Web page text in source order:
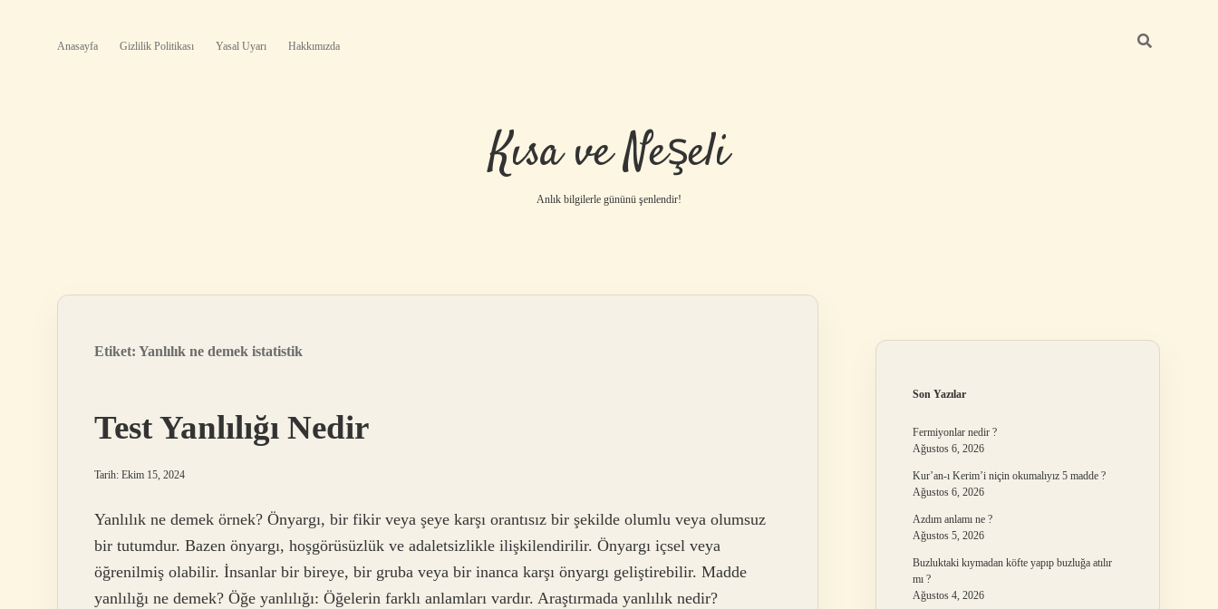
Anasayfa Gizlilik Politikası Yasal Uyarı Hakkımızda
Kısa ve Neşeli
Anlık bilgilerle gününü şenlendir!
Etiket: Yanlılık ne demek istatistik
Test Yanlılığı Nedir
Tarih: Ekim 15, 2024
Yanlılık ne demek örnek? Önyargı, bir fikir veya şeye karşı orantısız bir şekilde olumlu veya olumsuz
bir tutumdur. Bazen önyargı, hoşgörüsüzlük ve adaletsizlikle ilişkilendirilir. Önyargı içsel veya
öğrenilmiş olabilir. İnsanlar bir bireye, bir gruba veya bir inanca karşı önyargı geliştirebilir. Madde
yanlılığı ne demek? Öğe yanlılığı: Öğelerin farklı anlamları vardır. Araştırmada yanlılık nedir?
Son Yazılar
Fermiyonlar nedir ?
Ağustos 6, 2026
Kur’an-ı Kerim’i niçin okumalıyız 5 madde ?
Ağustos 6, 2026
Azdım anlamı ne ?
Ağustos 5, 2026
Buzluktaki kıymadan köfte yapıp buzluğa atılır
mı ?
Ağustos 4, 2026